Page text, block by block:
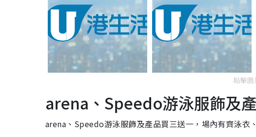
點擊
arena、Speedo游泳服飾及
arena、Speedo游泳服飾及產品買三送一，場內有齊泳衣